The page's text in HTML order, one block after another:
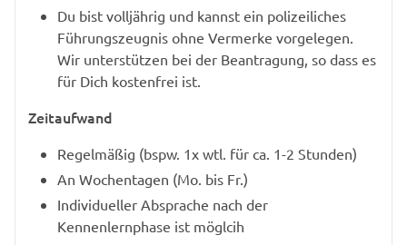
Du bist volljährig und kannst ein polizeiliches
Führungszeugnis ohne Vermerke vorgelegen.
Wir unterstützen bei der Beantragung, so dass es
für Dich kostenfrei ist.
Zeitaufwand
Regelmäßig (bspw. 1x wtl. für ca. 1-2 Stunden)
An Wochentagen (Mo. bis Fr.)
Individueller Absprache nach der
Kennenlernphase ist möglcih